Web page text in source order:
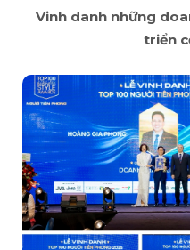
Vinh danh những
triển